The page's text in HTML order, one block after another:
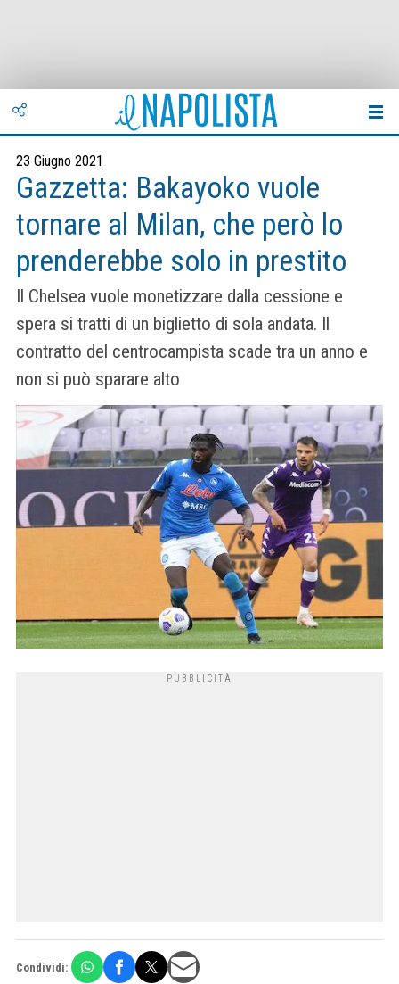
23 Giugno 2021
Gazzetta: Bakayoko vuole
tornare al Milan, che però lo
prenderebbe solo in prestito
Il Chelsea vuole monetizzare dalla cessione e
spera si tratti di un biglietto di sola andata. Il
contratto del centrocampista scade tra un anno e
non si può sparare alto
Condividi: